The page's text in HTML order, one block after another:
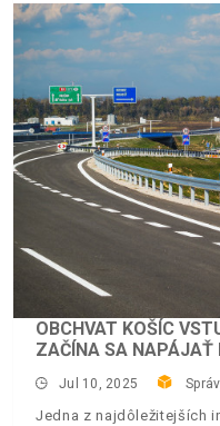
OBCHVAT KOŠÍC
ZAČÍNA SA NAPÁJAŤ
Jul 10, 2025
Jedna z najdôležitejších